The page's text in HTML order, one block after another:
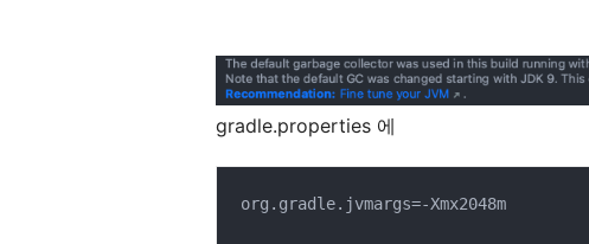
gradle.properties 에
org.gradle.jvmargs=-Xmx2048m